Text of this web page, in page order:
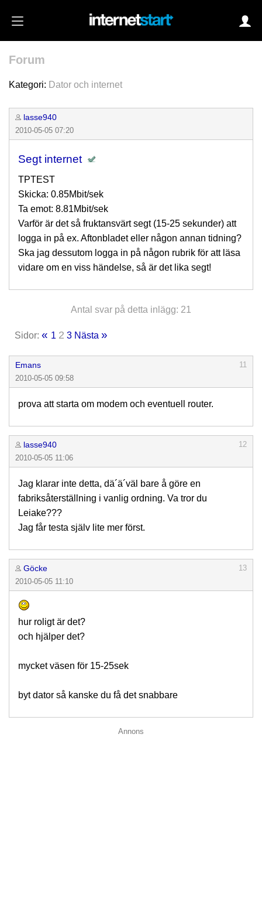
Forum
Kategori: Dator och internet
lasse940
2010-05-05 07:20
Segt internet
TPTEST
Skicka: 0.85Mbit/sek
Ta emot: 8.81Mbit/sek
Varför är det så fruktansvärt segt (15-25 sekunder) att
logga in på ex. Aftonbladet eller någon annan tidning?
Ska jag dessutom logga in på någon rubrik för att läsa
vidare om en viss händelse, så är det lika segt!
Antal svar på detta inlägg: 21
Sidor: « 1 2 3 Nästa »
Emans
11
2010-05-05 09:58
prova att starta om modem och eventuell router.
lasse940
12
2010-05-05 11:06
Jag klarar inte detta, dä´ä´väl bare å göre en
fabriksåterställning i vanlig ordning. Va tror du
Leiake???
Jag får testa själv lite mer först.
Göcke
13
2010-05-05 11:10
hur roligt är det?
och hjälper det?
mycket väsen för 15-25sek
byt dator så kanske du få det snabbare
Annons